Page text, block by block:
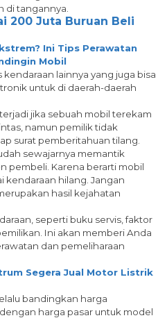
di tangannya.
200 Juta Buruan Beli
Ini Tips Perawatan
Mobil
kendaraan lainnya yang juga bisa
untuk di daerah-daerah
jika sebuah mobil terekam
namun pemilik tidak
surat pemberitahuan tilang.
sewajarnya memantik
pembeli. Karena berarti mobil
kendaraan hilang. Jangan
hasil kejahatan
seperti buku servis, faktor
Ini akan memberi Anda
dan pemeliharaan
Segera Jual Motor Listrik
bandingkan harga
harga pasar untuk model